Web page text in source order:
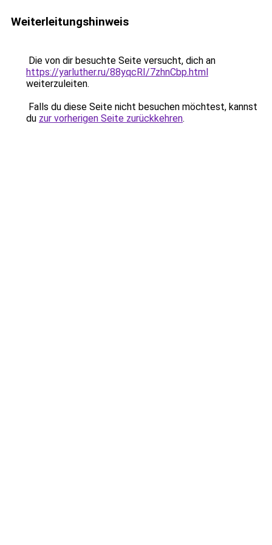
Weiterleitungshinweis
Die von dir besuchte Seite versucht, dich an
https://yarluther.ru/88yqcRI/7zhnCbp.html
weiterzuleiten.
Falls du diese Seite nicht besuchen möchtest, kannst
du zur vorherigen Seite zurückkehren.